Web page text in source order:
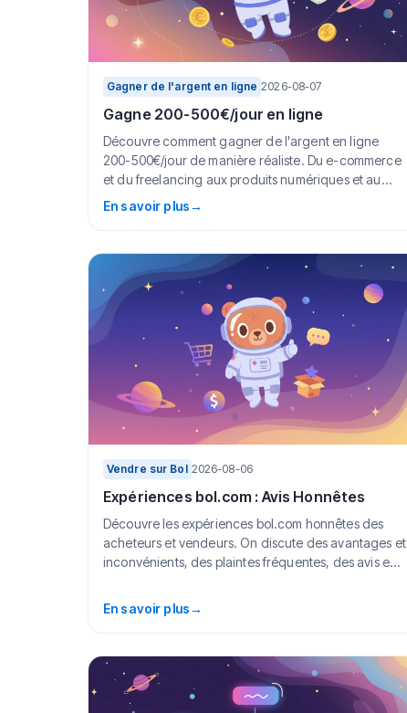
Gagner de l'argent en ligne 2026-08-07
Gagne 200-500€/jour en ligne
Découvre comment gagner de l'argent en ligne
200-500€/jour de manière réaliste. Du e-commerce
et du freelancing aux produits numériques et au
marke...
En savoir plus→
Vendre sur Bol 2026-08-06
Expériences bol.com : Avis Honnêtes
Découvre les expériences bol.com honnêtes des
acheteurs et vendeurs. On discute des avantages et
inconvénients, des plaintes fréquentes, des avis e...
En savoir plus→